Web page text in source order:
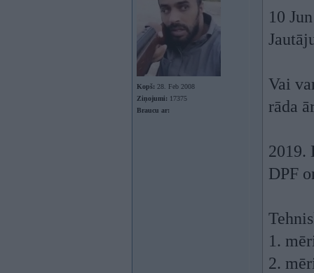
Kopš: 28. Feb 2008
Ziņojumi: 17375
Braucu ar:
10
Vai
rāda
2019.
DPF
1.
2.